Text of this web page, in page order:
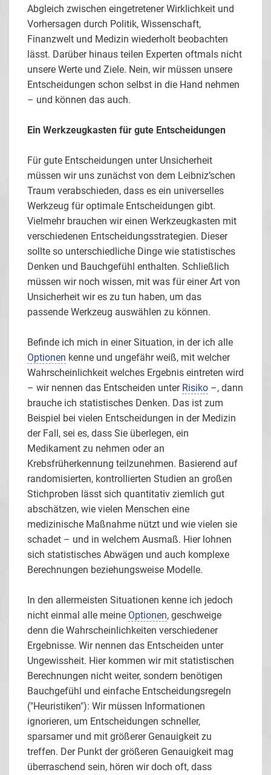
Abgleich zwischen eingetretener Wirklichkeit und
Vorhersagen durch Politik, Wissenschaft,
Finanzwelt und Medizin wiederholt beobachten
lässt. Darüber hinaus teilen Experten oftmals nicht
unsere Werte und Ziele. Nein, wir müssen unsere
Entscheidungen schon selbst in die Hand nehmen
– und können das auch.
Ein Werkzeugkasten für gute Entscheidungen
Für gute Entscheidungen unter Unsicherheit
müssen wir uns zunächst von dem Leibniz’schen
Traum verabschieden, dass es ein universelles
Werkzeug für optimale Entscheidungen gibt.
Vielmehr brauchen wir einen Werkzeugkasten mit
verschiedenen Entscheidungsstrategien. Dieser
sollte so unterschiedliche Dinge wie statistisches
Denken und Bauchgefühl enthalten. Schließlich
müssen wir noch wissen, mit was für einer Art von
Unsicherheit wir es zu tun haben, um das
passende Werkzeug auswählen zu können.
Befinde ich mich in einer Situation, in der ich alle
Optionen kenne und ungefähr weiß, mit welcher
Wahrscheinlichkeit welches Ergebnis eintreten wird
– wir nennen das Entscheiden unter Risiko –, dann
brauche ich statistisches Denken. Das ist zum
Beispiel bei vielen Entscheidungen in der Medizin
der Fall, sei es, dass Sie überlegen, ein
Medikament zu nehmen oder an
Krebsfrüherkennung teilzunehmen. Basierend auf
randomisierten, kontrollierten Studien an großen
Stichproben lässt sich quantitativ ziemlich gut
abschätzen, wie vielen Menschen eine
medizinische Maßnahme nützt und wie vielen sie
schadet – und in welchem Ausmaß. Hier lohnen
sich statistisches Abwägen und auch komplexe
Berechnungen beziehungsweise Modelle.
In den allermeisten Situationen kenne ich jedoch
nicht einmal alle meine Optionen, geschweige
denn die Wahrscheinlichkeiten verschiedener
Ergebnisse. Wir nennen das Entscheiden unter
Ungewissheit. Hier kommen wir mit statistischen
Berechnungen nicht weiter, sondern benötigen
Bauchgefühl und einfache Entscheidungsregeln
("Heuristiken"): Wir müssen Informationen
ignorieren, um Entscheidungen schneller,
sparsamer und mit größerer Genauigkeit zu
treffen. Der Punkt der größeren Genauigkeit mag
überraschend sein, hören wir doch oft, dass